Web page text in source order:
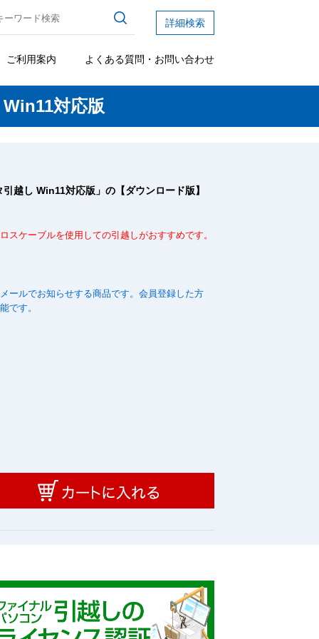
詳細検索
ご利用案内 よくある質問・お問い合わせ
対応版
越し Win11対応版」の【ダウンロード版】
ケーブルを使用しての引越しがおすすめです。
ールでお知らせする商品です。会員登録した方
です。